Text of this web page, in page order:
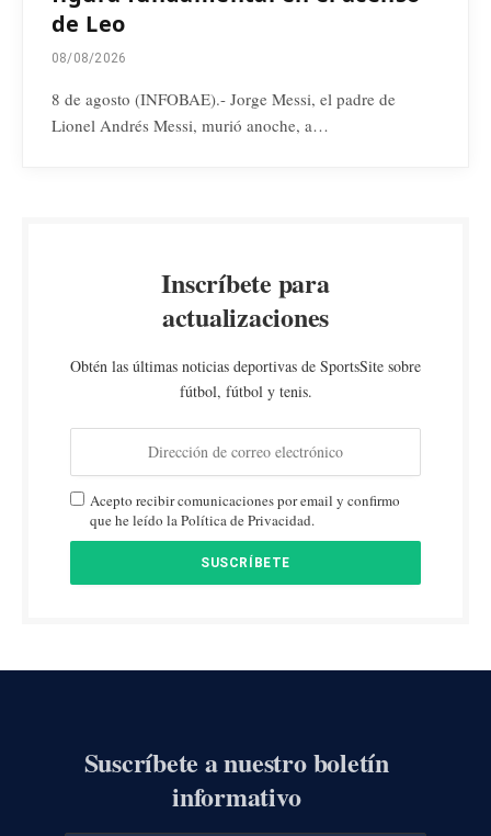
de Leo
08/08/2026
8 de agosto (INFOBAE).- Jorge Messi, el padre de
Lionel Andrés Messi, murió anoche, a…
Inscríbete para
actualizaciones
Obtén las últimas noticias deportivas de SportsSite sobre
fútbol, fútbol y tenis.
Acepto recibir comunicaciones por email y confirmo
que he leído la Política de Privacidad.
Suscríbete a nuestro boletín
informativo